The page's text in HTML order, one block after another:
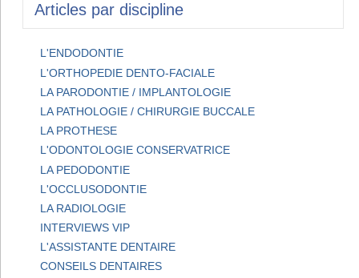
Articles par discipline
L'ENDODONTIE
L'ORTHOPEDIE DENTO-FACIALE
LA PARODONTIE / IMPLANTOLOGIE
LA PATHOLOGIE / CHIRURGIE BUCCALE
LA PROTHESE
L'ODONTOLOGIE CONSERVATRICE
LA PEDODONTIE
L'OCCLUSODONTIE
LA RADIOLOGIE
INTERVIEWS VIP
L'ASSISTANTE DENTAIRE
CONSEILS DENTAIRES